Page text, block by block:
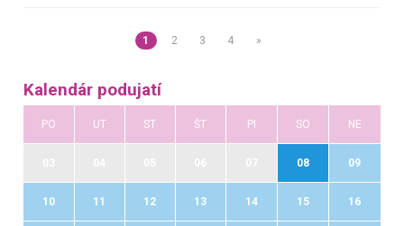
1 2 3 4 »
Kalendár podujatí
PO UT ST ŠT PI SO NE
08 09
10 11 12 13 14 15 16